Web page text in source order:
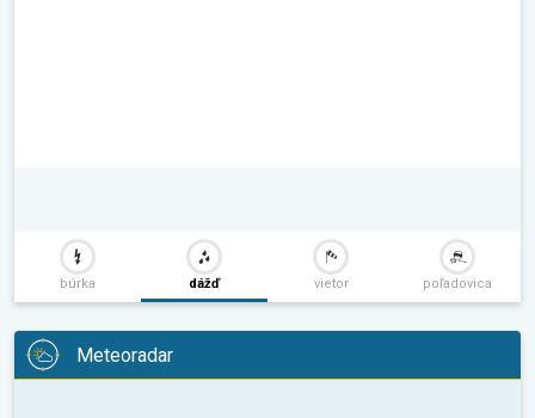
búrka dážď vietor poľadovica
Meteoradar